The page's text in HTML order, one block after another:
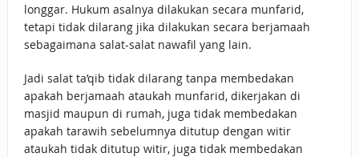
longgar. Hukum asalnya dilakukan secara munfarid,
tetapi tidak dilarang jika dilakukan secara berjamaah
sebagaimana salat-salat nawafil yang lain.
Jadi salat ta’qib tidak dilarang tanpa membedakan
apakah berjamaah ataukah munfarid, dikerjakan di
masjid maupun di rumah, juga tidak membedakan
apakah tarawih sebelumnya ditutup dengan witir
ataukah tidak ditutup witir, juga tidak membedakan